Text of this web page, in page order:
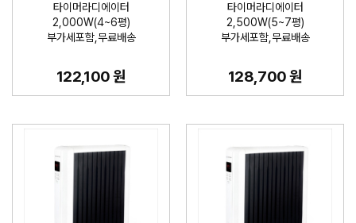
타이머라디에이터
2,000W(4~6평)
부가세포함,무료배송
122,100 원
타이머라디에이터
2,500W(5~7평)
부가세포함,무료배송
128,700 원